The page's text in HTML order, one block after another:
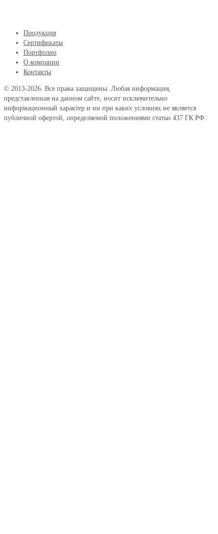
Продукция
Сертификаты
Портфолио
О компании
Контакты
© 2013-2026. Все права защищены. Любая информация,
представленная на данном сайте, носит исключительно
информационный характер и ни при каких условиях не является
публичной офертой, определяемой положениями статьи 437 ГК РФ.